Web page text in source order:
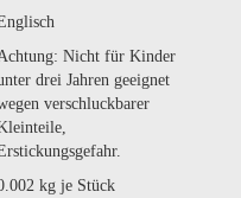
Nicht für Kinder
drei Jahren geeignet
verschluckbarer
kg je Stück